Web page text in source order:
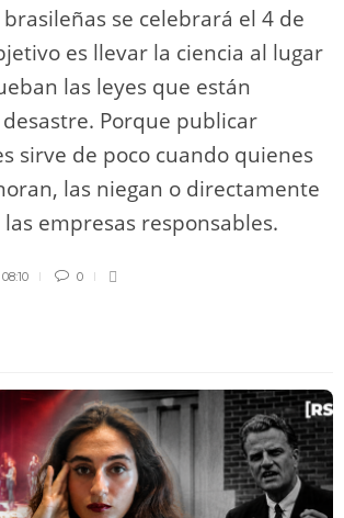
se celebrará el 4 de
es llevar la ciencia al lugar
las leyes que están
Porque publicar
sirve de poco cuando quienes
las niegan o directamente
empresas responsables.
0